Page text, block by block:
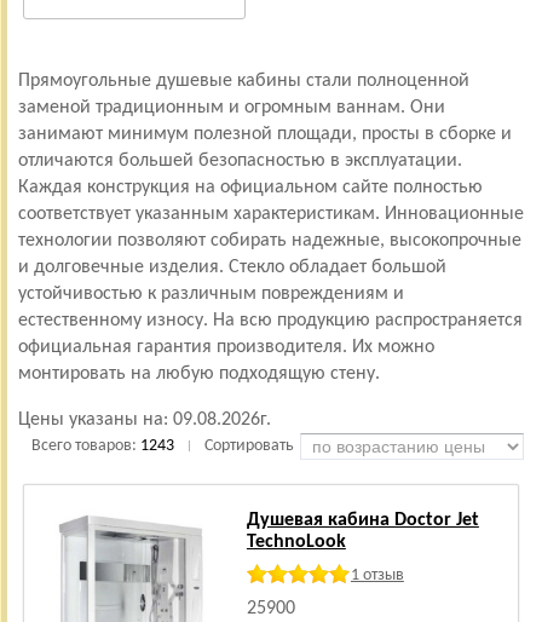
Прямоугольные душевые кабины стали полноценной
заменой традиционным и огромным ваннам. Они
занимают минимум полезной площади, просты в сборке и
отличаются большей безопасностью в эксплуатации.
Каждая конструкция на официальном сайте полностью
соответствует указанным характеристикам. Инновационные
технологии позволяют собирать надежные, высокопрочные
и долговечные изделия. Стекло обладает большой
устойчивостью к различным повреждениям и
естественному износу. На всю продукцию распространяется
официальная гарантия производителя. Их можно
монтировать на любую подходящую стену.
Цены указаны на: 09.08.2026г.
Всего товаров: 1243 Сортировать
Душевая кабина Doctor Jet
TechnoLook
1 отзыв
25900